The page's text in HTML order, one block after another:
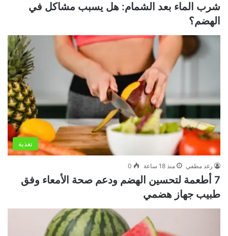
شرب الماء بعد الشمام: هل يسبب مشاكل في
الهضم؟
تغذية
رغد مطفي منذ 18 ساعة 0
7 أطعمة لتحسين الهضم ودعم صحة الأمعاء وفق
طبيب جهاز هضمي